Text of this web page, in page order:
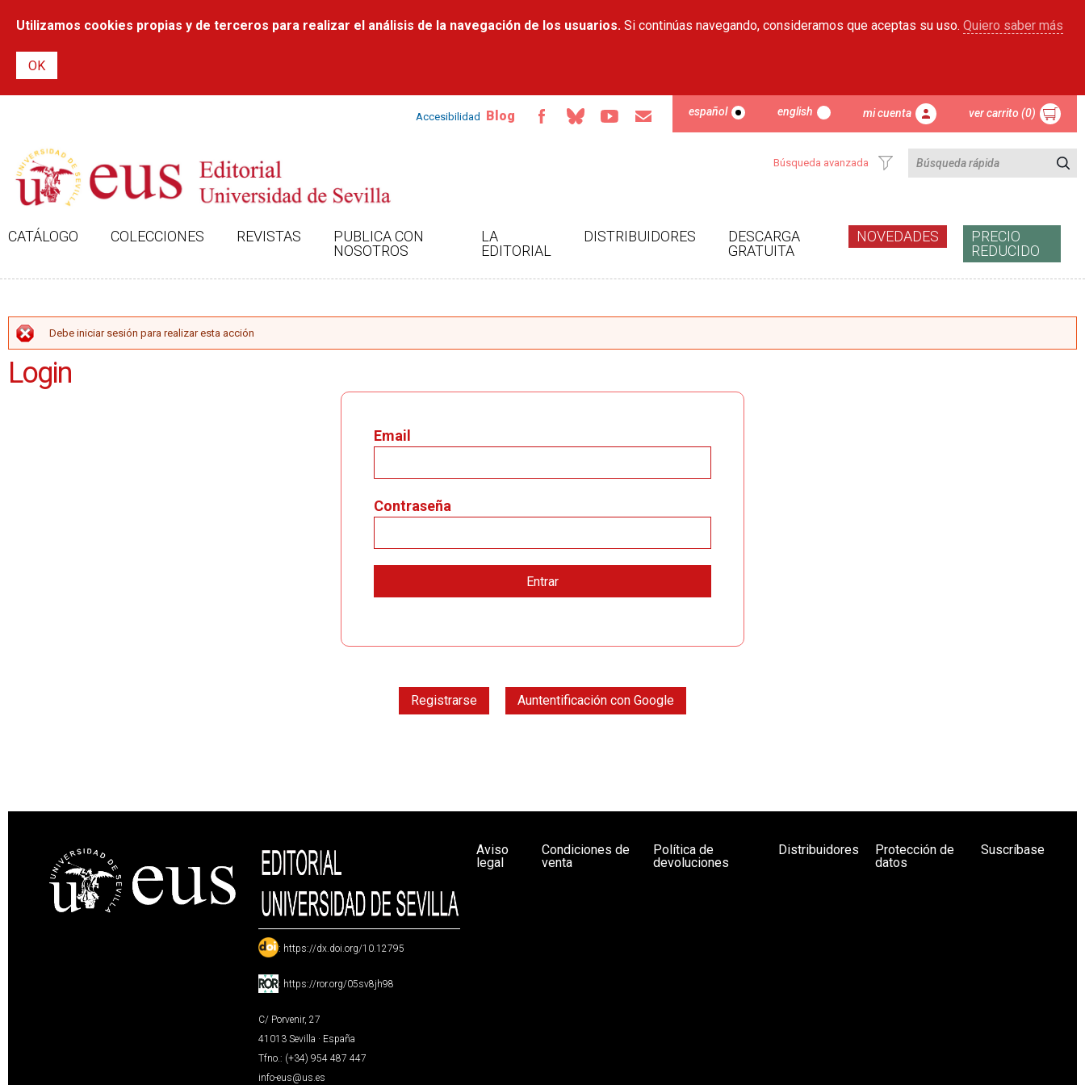
contenido
Utilizamos cookies propias y de terceros para realizar el análisis de la navegación de los usuarios. Si continúas navegando, consideramos que aceptas su uso. Quiero saber más
Accesibilidad Blog español english mi cuenta ver carrito (0)
Búsqueda avanzada
CATÁLOGO COLECCIONES REVISTAS
PUBLICA CON
NOSOTROS
LA
EDITORIAL
DISTRIBUIDORES
DESCARGA
GRATUITA
NOVEDADES
PRECIO
REDUCIDO
MENSAJE DE ERROR
Debe iniciar sesión para realizar esta acción
Login
Email
Contraseña
Registrarse Auntentificación con Google
: https://dx.doi.org/10.12795
: https://ror.org/05sv8jh98
C/ Porvenir, 27
41013 Sevilla · España
Tfno.: (+34) 954 487 447
info-eus@us.es
Aviso
legal
Condiciones de
venta
Política de
devoluciones
Distribuidores
Protección de
datos
Suscríbase